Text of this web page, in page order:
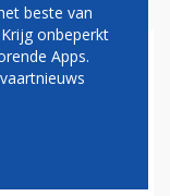
beste van
onbeperkt
Apps.